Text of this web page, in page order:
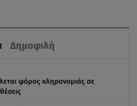
Δημοφιλή
φόρος κληρονομιάς σε